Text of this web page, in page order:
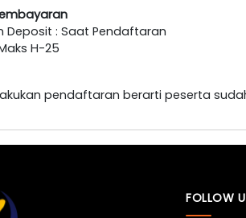
Deposit : Saat Pendaftaran
H-25
pendaftaran berarti peserta
FOLLOW